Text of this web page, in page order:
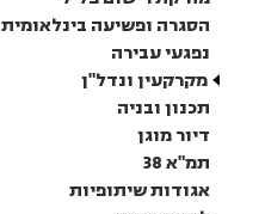
הסגרה ופשיעה בינלאומית
נפגעי עבירה
מקרקעין ונדל"ן
תכנון ובניה
דיור מוגן
תמ"א 38
אגודות שיתופיות